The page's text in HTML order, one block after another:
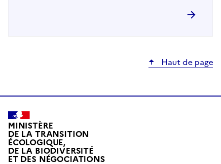
Haut de page
MINISTÈRE
DE LA TRANSITION
ÉCOLOGIQUE,
DE LA BIODIVERSITÉ
ET DES NÉGOCIATIONS